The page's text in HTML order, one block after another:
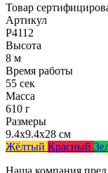
Товар
Артикул
Р4112
Высота
8 м
Время работы
55 сек
Масса
610 г
Размеры
9.4x9.4x28 см
Жёлтый Красный
Наша компания